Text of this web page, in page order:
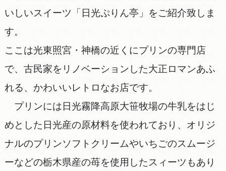
いしいスイーツ「日光ぷりん亭」をご紹介致しま
す。
ここは光東照宮・神橋の近くにプリンの専門店
で、古民家をリノベーションした大正ロマンあふ
れる、かわいいレトロなお店です。
プリンには日光霧降高原大笹牧場の牛乳をはじ
めとした日光産の原材料を使われており、オリジ
ナルのプリンソフトクリームやいちごのスムージ
ーなどの栃木県産の苺を使用したスィーツもあり